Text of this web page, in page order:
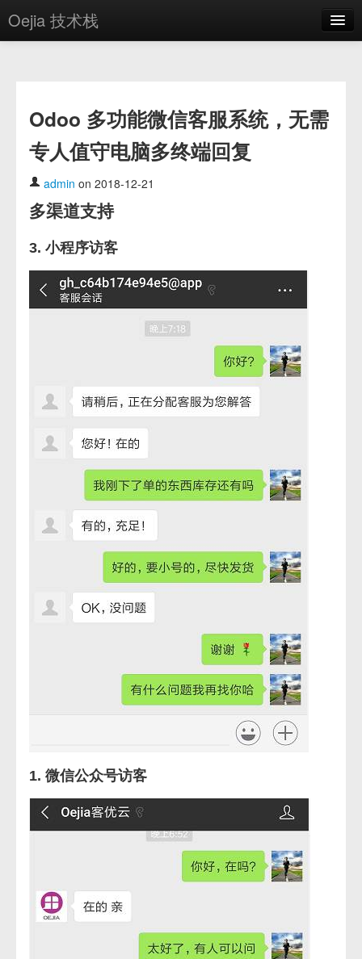
Oejia 技术栈
方案
OE学院
分享
关于
编辑器
登录
Odoo 多功能微信客服系统，无需
专人值守电脑多终端回复
admin on 2018-12-21
多渠道支持
3. 小程序访客
1. 微信公众号访客